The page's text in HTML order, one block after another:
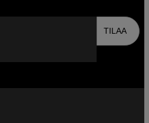
TILAA